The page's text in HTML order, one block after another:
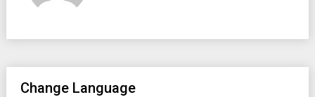
Change Language